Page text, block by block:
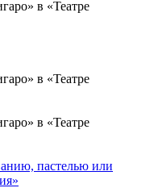
пастелью или